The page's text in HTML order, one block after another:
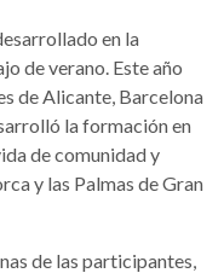
en la
de verano. Este año
de Alicante, Barcelona
la formación en
de comunidad y
y las Palmas de Gran
de las participantes,